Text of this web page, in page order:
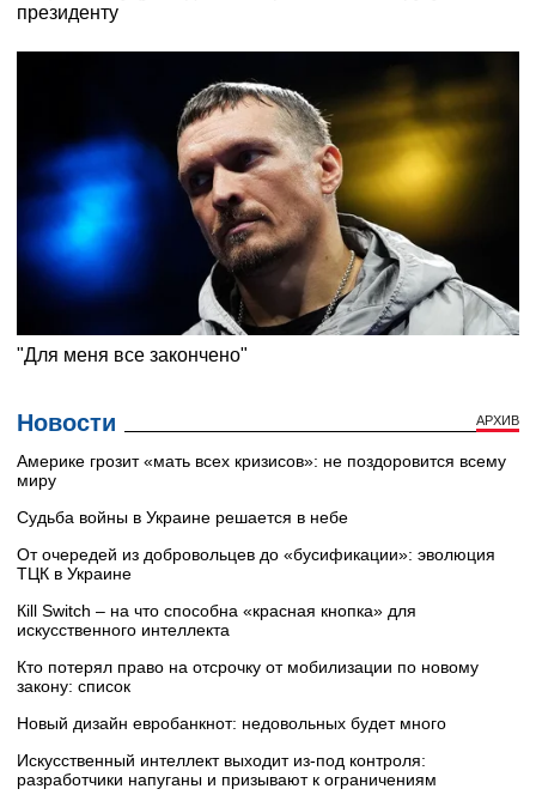
Новости АРХИВ
Америке грозит «мать всех кризисов»: не поздоровится всему
миру
Судьба войны в Украине решается в небе
От очередей из добровольцев до «бусификации»: эволюция
ТЦК в Украине
Кill Switch – на что способна «красная кнопка» для
искусственного интеллекта
Кто потерял право на отсрочку от мобилизации по новому
закону: список
Новый дизайн евробанкнот: недовольных будет много
Искусственный интеллект выходит из-под контроля:
разработчики напуганы и призывают к ограничениям